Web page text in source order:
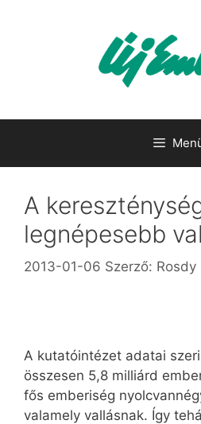
A
legnépesebb
2013-01-06 Szerző: Rosdy
A kutatóintézet adatai
összesen 5,8 milliárd
fős emberiség
valamely vallásnak. Így